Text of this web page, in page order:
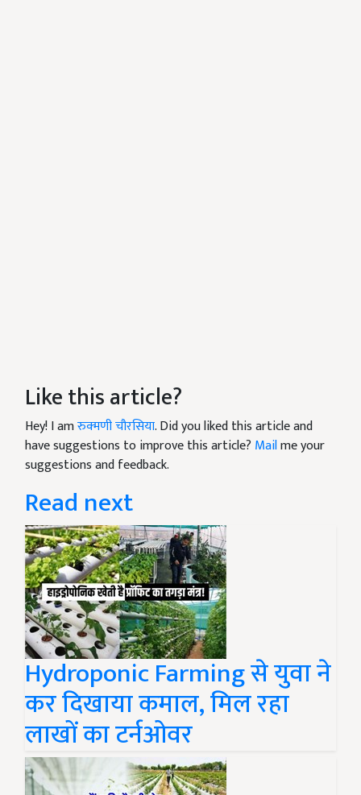
Like this article?
Hey! I amरुक्मणी चौरसिया. Did you liked this article and
have suggestions to improve this article? Mailme your
suggestions and feedback.
Read next
Hydroponic Farming से युवा ने
कर दिखाया कमाल, मिल रहा
लाखों का टर्नओवर